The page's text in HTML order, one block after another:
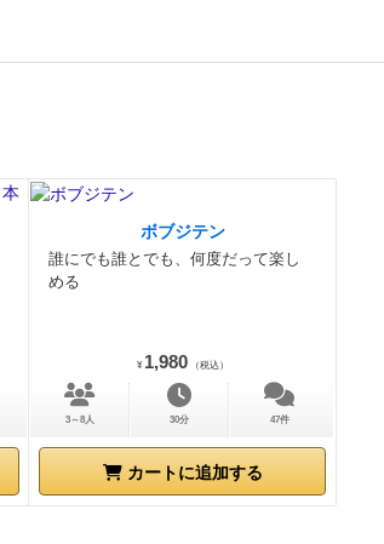
ボブジテン
誰にでも誰とでも、何度だって楽し
める
¥ 1,980 （税込）
3～8人 30分 47件
カートに追加する